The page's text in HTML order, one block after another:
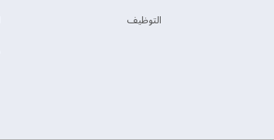
التوظيف